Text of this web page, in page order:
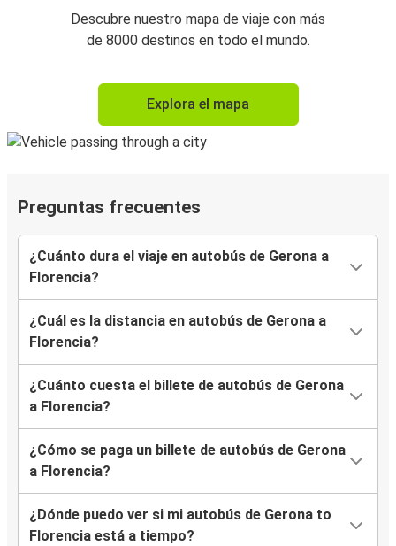
Descubre nuestro mapa de viaje con más
de 8000 destinos en todo el mundo.
Explora el mapa
Preguntas frecuentes
¿Cuánto dura el viaje en autobús de Gerona a
Florencia?
¿Cuál es la distancia en autobús de Gerona a
Florencia?
¿Cuánto cuesta el billete de autobús de Gerona
a Florencia?
¿Cómo se paga un billete de autobús de Gerona
a Florencia?
¿Dónde puedo ver si mi autobús de Gerona to
Florencia está a tiempo?